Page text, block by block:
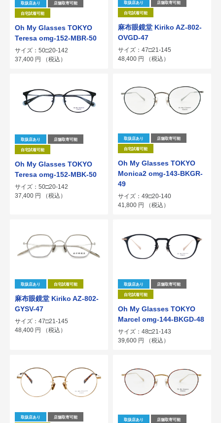
取扱店あり 店舗取寄可能
自宅試着可能
Oh My Glasses TOKYO
Teresa omg-152-MBR-50
サイズ：50□20-142
37,400 円 （税込）
取扱店あり 店舗取寄可能
自宅試着可能
麻布眼鏡堂 Kiriko AZ-802-
OVGD-47
サイズ：47□21-145
48,400 円 （税込）
取扱店あり 店舗取寄可能
自宅試着可能
Oh My Glasses TOKYO
Teresa omg-152-MBK-50
サイズ：50□20-142
37,400 円 （税込）
取扱店あり 店舗取寄可能
自宅試着可能
Oh My Glasses TOKYO
Monica2 omg-143-BKGR-
49
サイズ：49□20-140
41,800 円 （税込）
取扱店あり 自宅試着可能
麻布眼鏡堂 Kiriko AZ-802-
GYSV-47
サイズ：47□21-145
48,400 円 （税込）
取扱店あり 店舗取寄可能
自宅試着可能
Oh My Glasses TOKYO
Marcel omg-144-BKGD-48
サイズ：48□21-143
39,600 円 （税込）
取扱店あり 店舗取寄可能
取扱店あり 店舗取寄可能